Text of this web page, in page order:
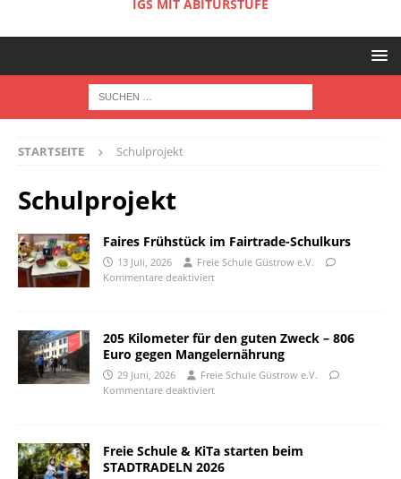
IGS MIT ABITURSTUFE
STARTSEITE Schulprojekt
Schulprojekt
Faires Frühstück im Fairtrade-Schulkurs
13 Juli, 2026
Freie Schule Güstrow e.V.
Kommentare deaktiviert
205 Kilometer für den guten Zweck – 806
Euro gegen Mangelernährung
29 Juni, 2026
Freie Schule Güstrow e.V.
Kommentare deaktiviert
Freie Schule & KiTa starten beim
STADTRADELN 2026